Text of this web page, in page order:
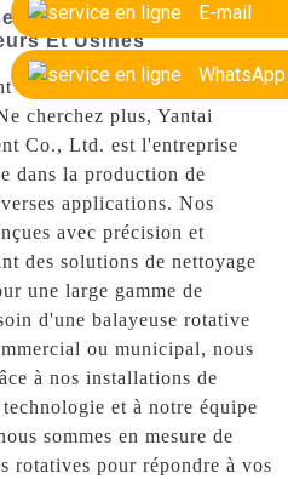
E-mail
WhatsApp
Rotatives OEM : Guide
Et Usines
de balayeuses rotatives OEM
cherchez plus, Yantai
Co., Ltd. est l'entreprise
dans la production de
applications. Nos
avec précision et
des solutions de nettoyage
une large gamme de
d'une balayeuse rotative
ou municipal, nous
à nos installations de
et à notre équipe
sommes en mesure de
rotatives pour répondre à vos